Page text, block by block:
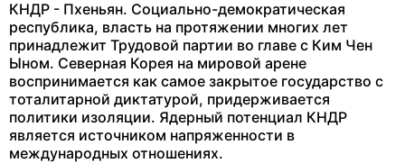
КНДР - Пхеньян. Социально-демократическая
республика, власть на протяжении многих лет
принадлежит Трудовой партии во главе с Ким Чен
Ыном. Северная Корея на мировой арене
воспринимается как самое закрытое государство с
тоталитарной диктатурой, придерживается
политики изоляции. Ядерный потенциал КНДР
является источником напряженности в
международных отношениях.